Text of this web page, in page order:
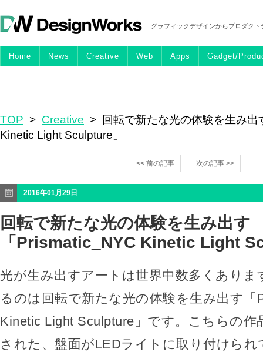
グラフィックデザインからプロダク
Home News Creative Web Apps Gadget/
TOP > Creative > 回転で新たな光の体験を生み出
Kinetic Light Sculpture」
<< 前の記事 次の記事 >>
2016年01月29日
回転で新たな光の体験を生み出す
「Prismatic_NYC Kinetic Light
光が生み出すアートは世界中数多くありま
るのは回転で新たな光の体験を生み出す「
Kinetic Light Sculpture」です。こちらの作
された、盤面がLEDライトに取り付けら